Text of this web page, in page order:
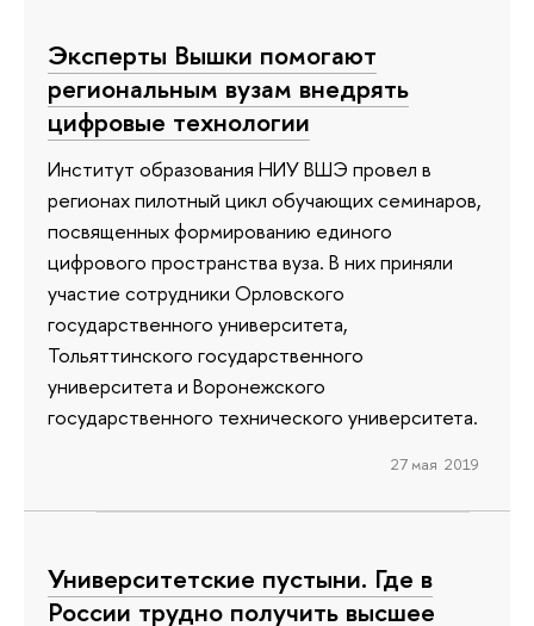
Эксперты Вышки помогают
региональным вузам внедрять
цифровые технологии
Институт образования НИУ ВШЭ провел в
регионах пилотный цикл обучающих семинаров,
посвященных формированию единого
цифрового пространства вуза. В них приняли
участие сотрудники Орловского
государственного университета,
Тольяттинского государственного
университета и Воронежского
государственного технического университета.
27 мая 2019
Университетские пустыни. Где в
России трудно получить высшее